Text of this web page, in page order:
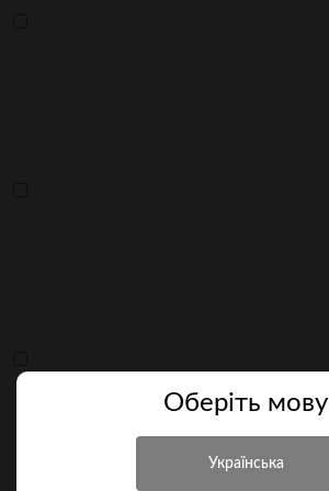
Оберiть мову